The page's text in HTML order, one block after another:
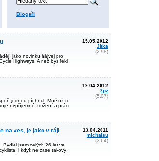
Blogeři
jako novinku hájvej pro
Highways. A než bys řekl
15.05.2012
Jitka
(2.98)
jednou píchnul. Mně už to
nepříjemné zdržení a práci
19.04.2012
2pz
(5.07)
na ves, je jako v ráji
Bydlel jsem celých 26 let ve
i když ne zase takový,
13.04.2011
michalsu
(3.64)